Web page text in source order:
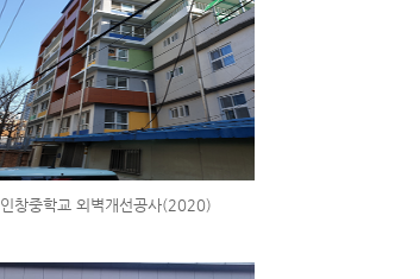
인창중학교 외벽개선공사(2020)